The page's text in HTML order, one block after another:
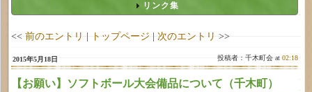
リンク集
<< 前のエントリ | トップページ | 次のエントリ >>
2015年5月18日 投稿者：千木町会 at02:18
【お願い】ソフトボール大会備品について（千木町）